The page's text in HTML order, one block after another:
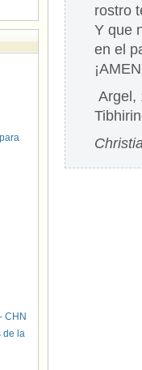
rostro
Y que
en el
Argel,
CHN
de la